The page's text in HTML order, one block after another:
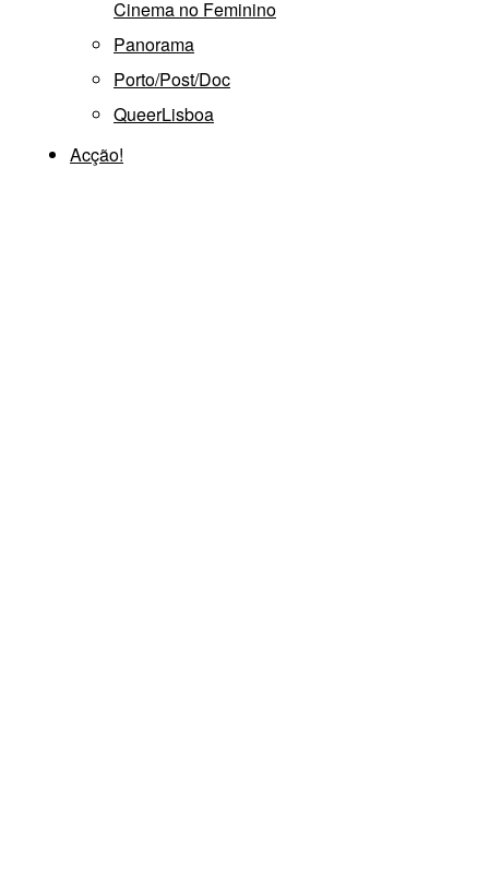
Cinema no Feminino
Panorama
Porto/Post/Doc
QueerLisboa
Acção!